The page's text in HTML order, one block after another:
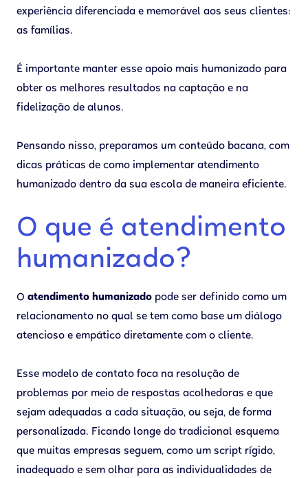
experiência diferenciada e memorável aos seus clientes:
as famílias.
É importante manter esse apoio mais humanizado para
obter os melhores resultados na captação e na
fidelização de alunos.
Pensando nisso, preparamos um conteúdo bacana, com
dicas práticas de como implementar atendimento
humanizado dentro da sua escola de maneira eficiente.
O que é atendimento
humanizado?
O atendimento humanizado pode ser definido como um
relacionamento no qual se tem como base um diálogo
atencioso e empático diretamente com o cliente.
Esse modelo de contato foca na resolução de
problemas por meio de respostas acolhedoras e que
sejam adequadas a cada situação, ou seja, de forma
personalizada. Ficando longe do tradicional esquema
que muitas empresas seguem, como um script rígido,
inadequado e sem olhar para as individualidades de